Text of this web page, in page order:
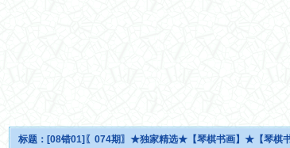
标题： [08错01]〖074期〗★独家精选★【琴棋书画】★【琴棋